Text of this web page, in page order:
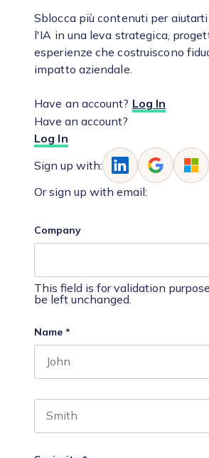
Sblocca più contenuti per
l'IA in una leva strategica,
esperienze che costruiscono
impatto aziendale.
Have an account? Log In
Have an account?
Log In
Sign up with:
Or sign up with email:
Company
This field is for validation
be left unchanged.
Name *